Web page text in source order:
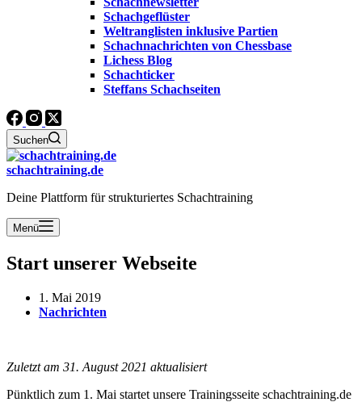
Schachgeflüster
Weltranglisten inklusive Partien
Schachnachrichten von Chessbase
Lichess Blog
Schachticker
Steffans Schachseiten
Suchen
schachtraining.de
Deine Plattform für strukturiertes Schachtraining
Menü
Start unserer Webseite
1. Mai 2019
Nachrichten
Zuletzt am 31. August 2021 aktualisiert
Pünktlich zum 1. Mai startet unsere Trainingsseite schachtraining.de